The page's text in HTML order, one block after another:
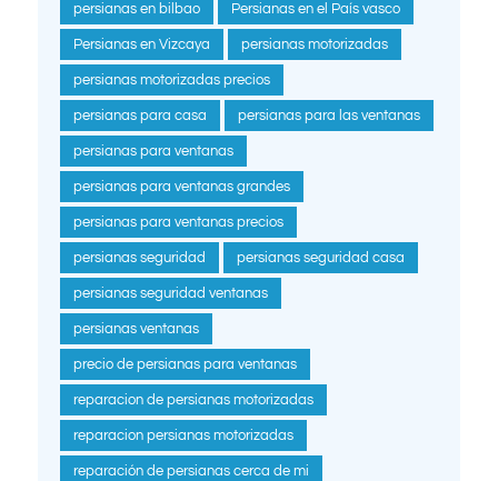
persianas en bilbao Persianas en el País vasco
Persianas en Vizcaya persianas motorizadas
persianas motorizadas precios
persianas para casa persianas para las ventanas
persianas para ventanas
persianas para ventanas grandes
persianas para ventanas precios
persianas seguridad persianas seguridad casa
persianas seguridad ventanas
persianas ventanas
precio de persianas para ventanas
reparacion de persianas motorizadas
reparacion persianas motorizadas
reparación de persianas cerca de mi